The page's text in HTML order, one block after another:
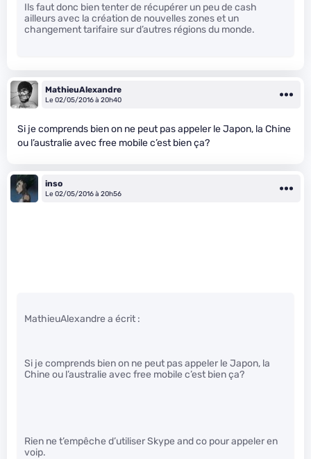
Ils faut donc bien tenter de récupérer un peu de cash
ailleurs avec la création de nouvelles zones et un
changement tarifaire sur d’autres régions du monde.
MathieuAlexandre
Le 02/05/2016 à 20h40
Si je comprends bien on ne peut pas appeler le Japon, la Chine
ou l’australie avec free mobile c’est bien ça?
inso
Le 02/05/2016 à 20h56
MathieuAlexandre a écrit :
Si je comprends bien on ne peut pas appeler le Japon, la
Chine ou l’australie avec free mobile c’est bien ça?
Rien ne t’empêche d’utiliser Skype and co pour appeler en
voip.